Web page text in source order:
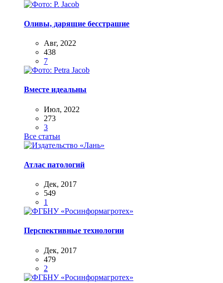
Оливы, дарящие бесстрашие
Авг, 2022
438
7
Вместе идеальны
Июл, 2022
273
3
Все статьи
Атлас патологий
Дек, 2017
549
1
Перспективные технологии
Дек, 2017
479
2